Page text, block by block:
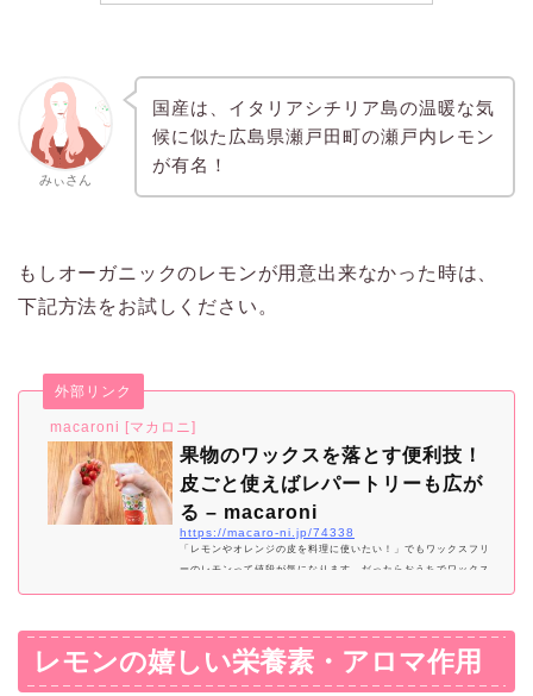
みぃさん
国産は、イタリアシチリア島の温暖な気
候に似た広島県瀬戸田町の瀬戸内レモン
が有名！
もしオーガニックのレモンが用意出来なかった時は、
下記方法をお試しください。
macaroni [マカロニ]
外部リンク
果物のワックスを落とす便利技！
皮ごと使えばレパートリーも広が
る – macaroni
https://macaro-ni.jp/74338
「レモンやオレンジの皮を料理に使いたい！」でもワックスフリ
ーのレモンって値段が気になります。だったらおうちでワックス
ゃいますよ。
レモンの嬉しい栄養素・アロマ作用